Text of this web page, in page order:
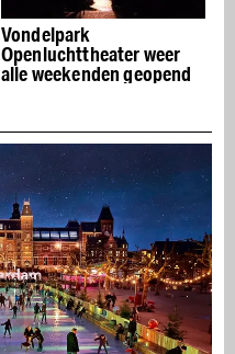
Vondelpark
Openluchttheater weer
alle weekenden geopend